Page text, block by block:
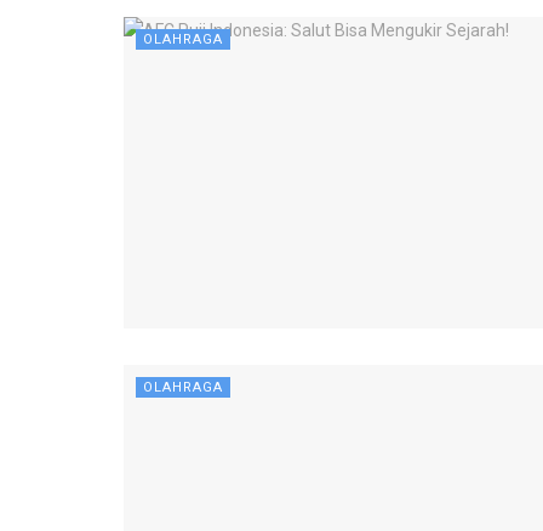
OLAHRAGA
OLAHRAGA